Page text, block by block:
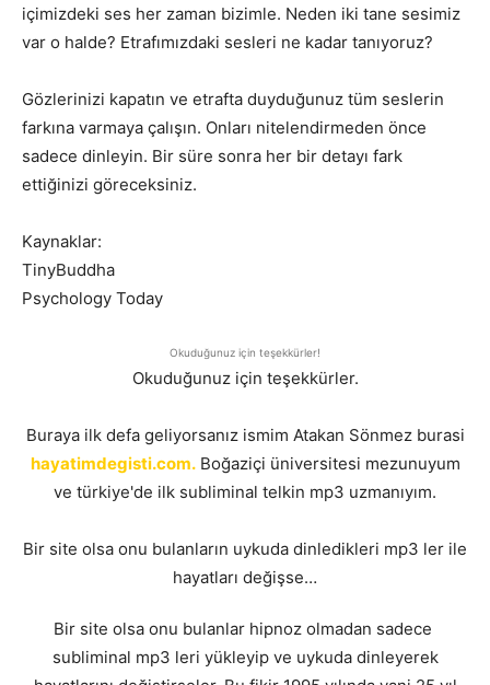
içimizdeki ses her zaman bizimle. Neden iki tane sesimiz
var o halde? Etrafımızdaki sesleri ne kadar tanıyoruz?
Gözlerinizi kapatın ve etrafta duyduğunuz tüm seslerin
farkına varmaya çalışın. Onları nitelendirmeden önce
sadece dinleyin. Bir süre sonra her bir detayı fark
ettiğinizi göreceksiniz.
Kaynaklar:
TinyBuddha
Psychology Today
Okuduğunuz için teşekkürler!
Okuduğunuz için teşekkürler.
Buraya ilk defa geliyorsanız ismim Atakan Sönmez burasi
hayatimdegisti.com.Boğaziçi üniversitesi mezunuyum
ve türkiye'de ilk subliminal telkin mp3 uzmanıyım.
Bir site olsa onu bulanların uykuda dinledikleri mp3 ler ile
hayatları değişse…
Bir site olsa onu bulanlar hipnoz olmadan sadece
subliminal mp3 leri yükleyip ve uykuda dinleyerek